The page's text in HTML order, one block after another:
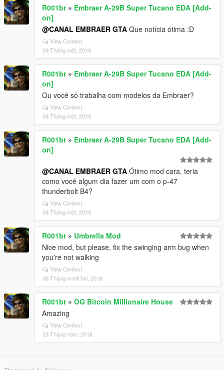
R001br» Embraer A-29B Super Tucano EDA [Add-
on]
@CANAL EMBRAER GTA Que notícia ótima :D
View Context
09 Tháng một, 2019
R001br» Embraer A-29B Super Tucano EDA [Add-
on]
Ou você só trabalha com modelos da Embraer?
View Context
08 Tháng một, 2019
R001br» Embraer A-29B Super Tucano EDA [Add-
on]
@CANAL EMBRAER GTA Ótimo mod cara, teria
como você algum dia fazer um com o p-47
thunderbolt B4?
View Context
08 Tháng một, 2019
R001br» Umbrella Mod
Nice mod, but please, fix the swinging arm bug when
you're not walking
View Context
06 Tháng mười hai, 2018
R001br» OG Bitcoin Millionaire House
Amazing
View Context
23 Tháng năm, 2018